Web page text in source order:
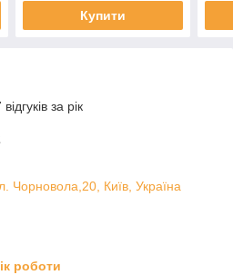
Купити
за рік
Чорновола,20, Київ, Україна
роботи